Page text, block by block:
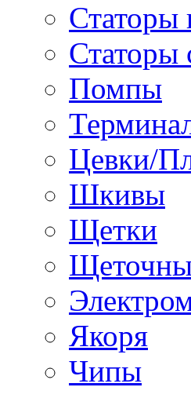
Статоры
Статоры
Помпы
Цевки/
Шкивы
Щетки
Якоря
Чипы